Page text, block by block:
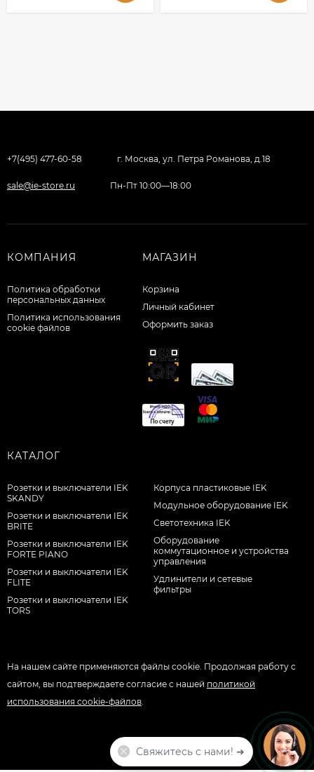
+7(495) 477-60-58 г. Москва, ул. Петра Романова, д.18
sale@ie-store.ru Пн-Пт 10:00—18:00
КОМПАНИЯ
Политика обработки
персональных данных
Политика использования
cookie файлов
МАГАЗИН
Корзина
Личный кабинет
Оформить заказ
КАТАЛОГ
Розетки и выключатели IEK
SKANDY
Розетки и выключатели IEK
BRITE
Розетки и выключатели IEK
FORTE PIANO
Розетки и выключатели IEK
FLITE
Розетки и выключатели IEK
TORS
Корпуса пластиковые IEK
Модульное оборудование IEK
Светотехника IEK
Оборудование
коммутационное и устройства
управления
Удлинители и сетевые
фильтры
На нашем сайте применяются файлы cookie. Продолжая работу с
сайтом, вы подтверждаете согласие с нашей политикой
использования cookie-файлов.
Свяжитесь с нами! ➜